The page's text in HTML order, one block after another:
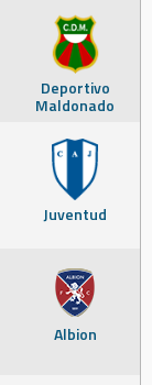
Deportivo
Maldonado
Juventud
Albion